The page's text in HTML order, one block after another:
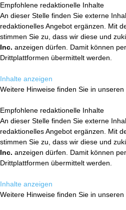
Empfohlene redaktionelle Inhalte
An dieser Stelle finden Sie externe
redaktionelles Angebot ergänzen. Mit
stimmen Sie zu, dass wir diese und
Inc. anzeigen dürfen. Damit können
Drittplattformen übermittelt werden.
Inhalte anzeigen
Weitere Hinweise finden Sie in unseren
Empfohlene redaktionelle Inhalte
An dieser Stelle finden Sie externe
redaktionelles Angebot ergänzen. Mit
stimmen Sie zu, dass wir diese und
Inc. anzeigen dürfen. Damit können
Drittplattformen übermittelt werden.
Inhalte anzeigen
Weitere Hinweise finden Sie in unseren